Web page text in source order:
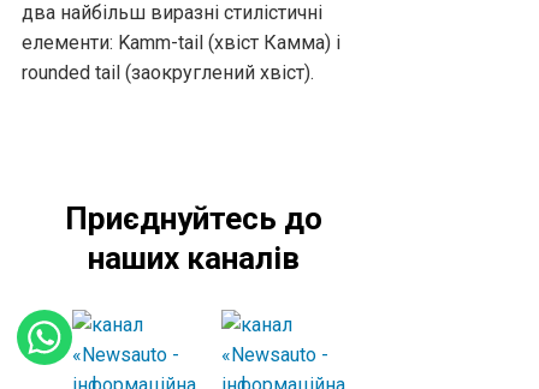
два найбільш виразні стилістичні
елементи: Kamm-tail (хвіст Камма) і
rounded tail (заокруглений хвіст).
Приєднуйтесь до
наших каналів